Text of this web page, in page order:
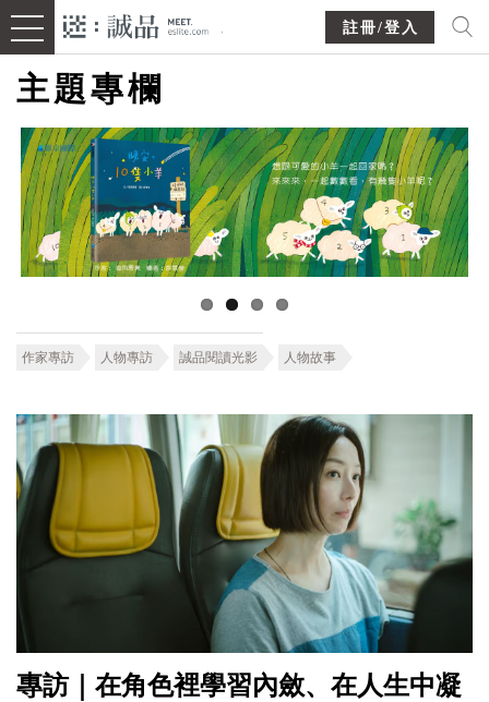
註冊/登入
主題專欄
作家專訪 人物專訪 誠品閱讀光影 人物故事
專訪｜在角色裡學習內斂、在人生中凝